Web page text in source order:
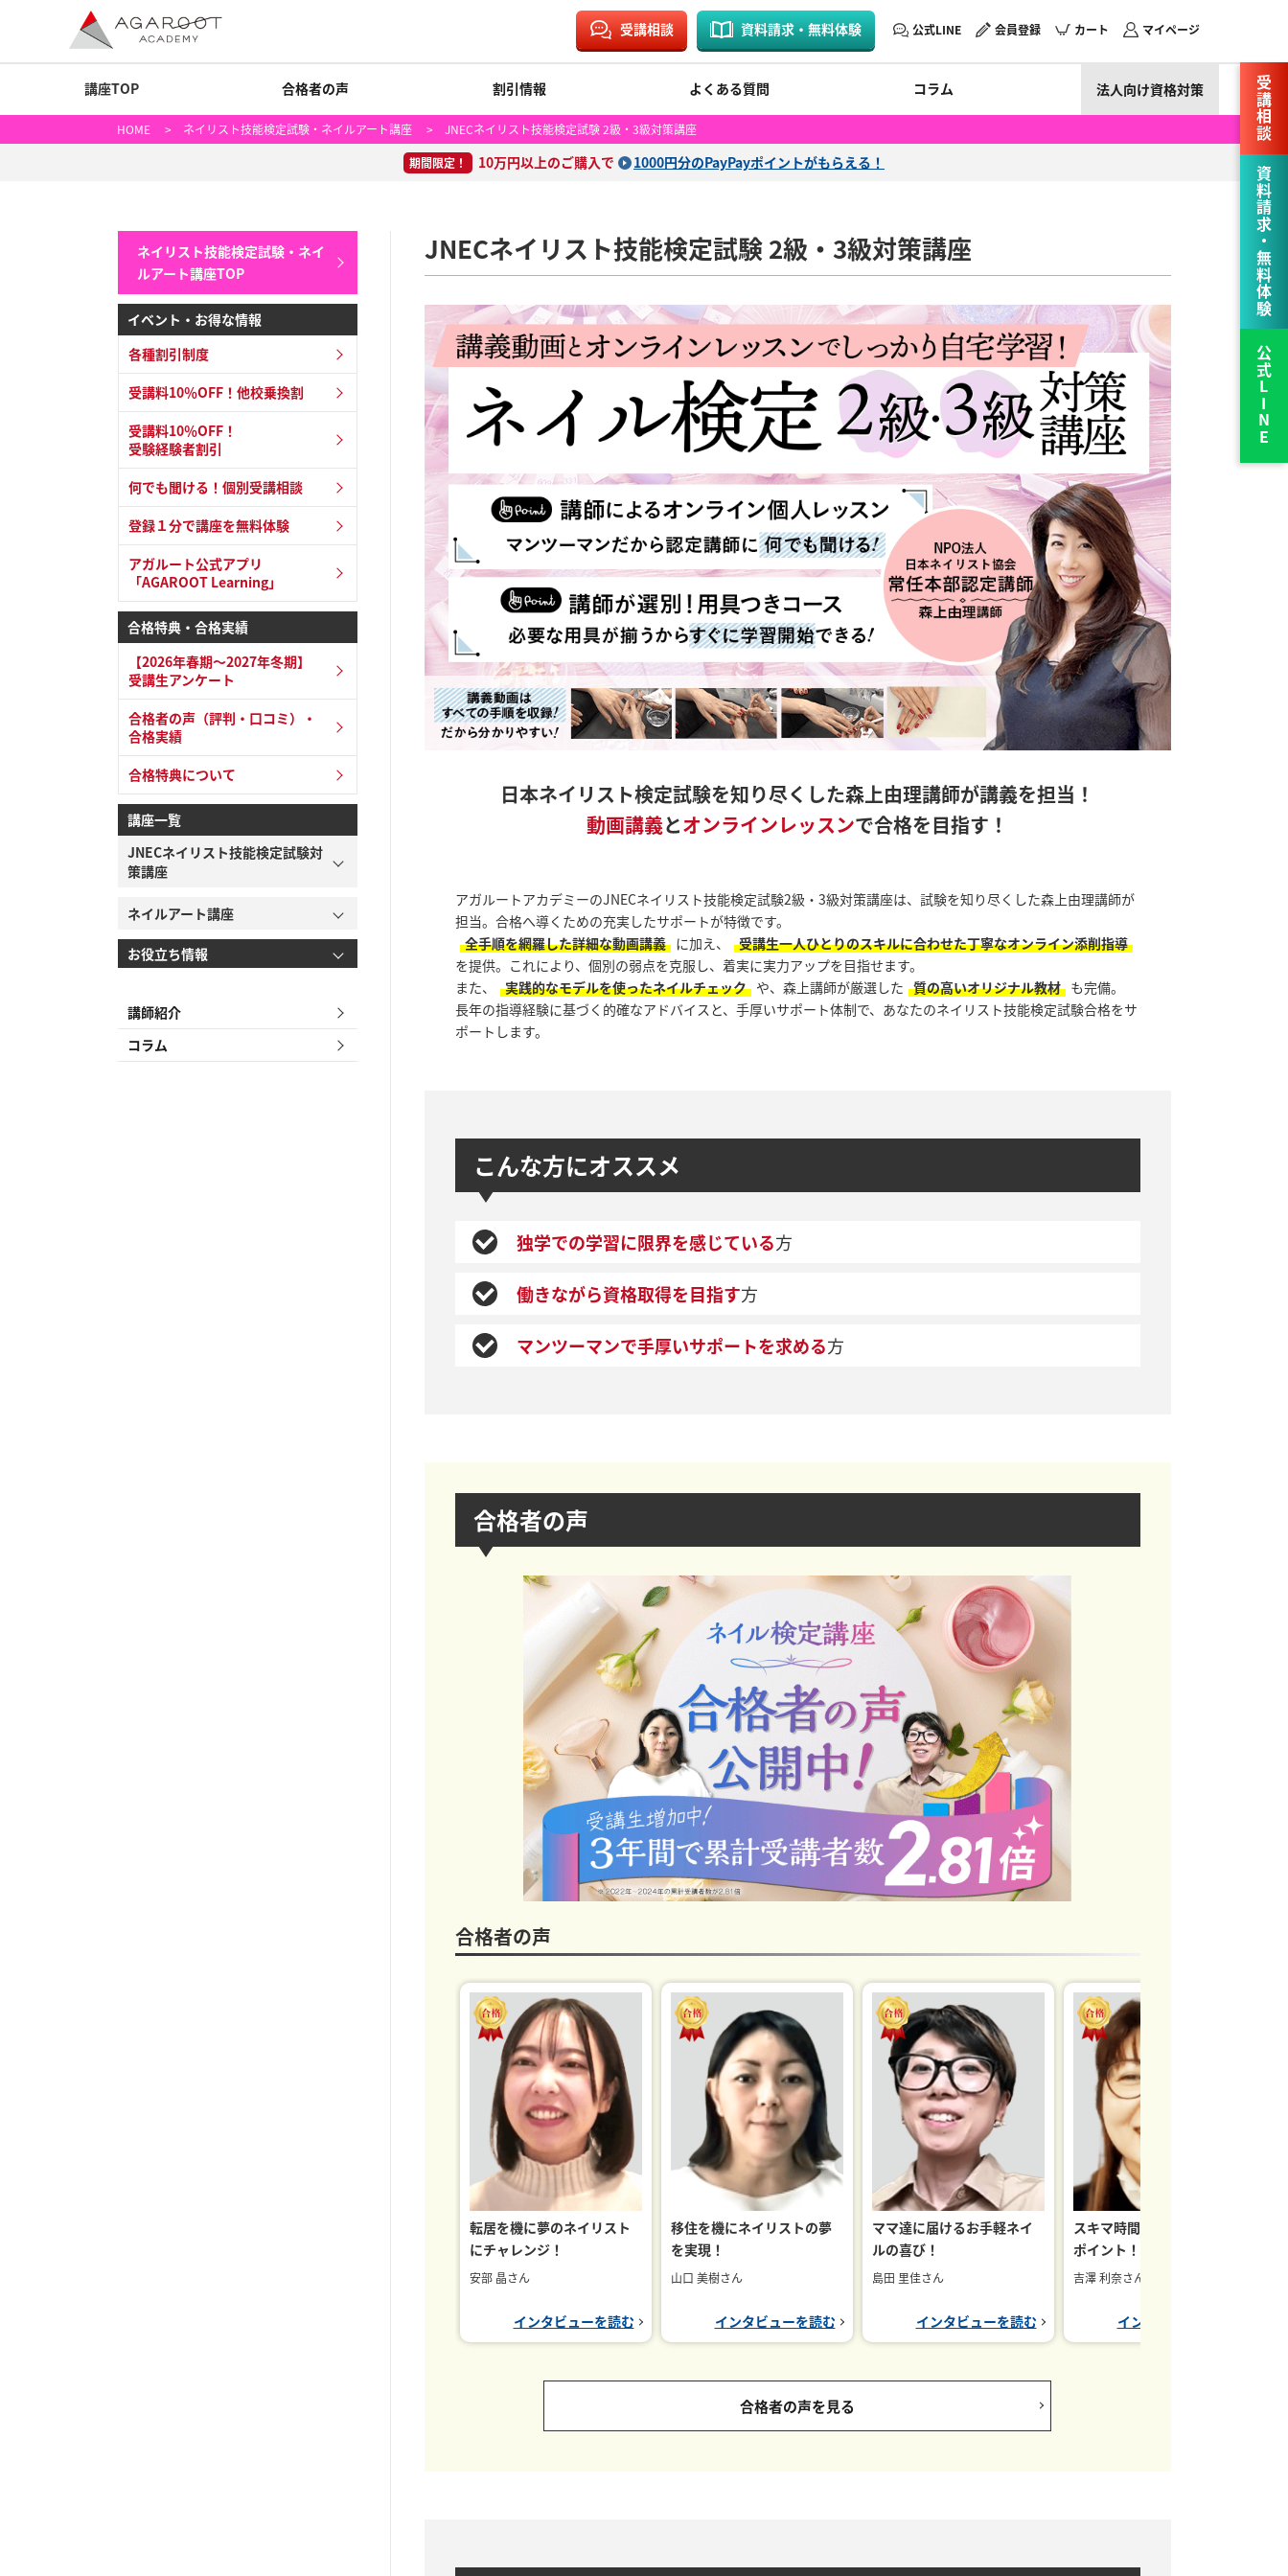
受講相談 資料請求・無料体験 公式LINE 会員登録 カート マイページ
講座TOP 合格者の声 割引情報 よくある質問 コラム 法人向け資格対策
HOME > ネイリスト技能検定試験・ネイルアート講座 > JNECネイリスト技能検定試験 2級・3級対策講座
期間限定！ 10万円以上のご購入で 1000円分のPayPayポイントがもらえる！
JNECネイリスト技能検定試験 2級・3級対策講座
日本ネイリスト検定試験を知り尽くした森上由理講師が講義を担当！
動画講義とオンラインレッスンで合格を目指す！
アガルートアカデミーのJNECネイリスト技能検定試験2級・3級対策講座は、試験を知り尽くした森上由理講師が
担当。合格へ導くための充実したサポートが特徴です。
全手順を網羅した詳細な動画講義 に加え、
受講生一人ひとりのスキルに合わせた丁寧なオンライン添削指導
を提供。これにより、個別の弱点を克服し、着実に実力アップを目指せます。
また、
実践的なモデルを使ったネイルチェック や、森上講師が厳選した 質の高いオリジナル教材 も完備。
長年の指導経験に基づく的確なアドバイスと、手厚いサポート体制で、あなたのネイリスト技能検定試験合格をサ
ポートします。
こんな方にオススメ
独学での学習に限界を感じている方
働きながら資格取得を目指す方
マンツーマンで手厚いサポートを求める方
合格者の声
合格者の声
転居を機に夢のネイリスト
にチャレンジ！
安部 晶さん
インタビューを読む
移住を機にネイリストの夢
を実現！
山口 美樹さん
インタビューを読む
ママ達に届けるお手軽ネイ
ルの喜び！
島田 里佳さん
インタビューを読む
スキマ時間での学習継続が
ポイント！
吉澤 利奈さん
インタビューを読む
合格者の声を見る
受講相談
資料請求・無料体験
公式LINE
ネイリスト技能検定試験・ネイ
ルアート講座TOP
イベント・お得な情報
各種割引制度
受講料10％OFF！他校乗換割
受講料10％OFF！
受験経験者割引
何でも聞ける！個別受講相談
登録１分で講座を無料体験
アガルート公式アプリ
「AGAROOT Learning」
合格特典・合格実績
【2026年春期～2027年冬期】
受講生アンケート
合格者の声（評判・口コミ）・
合格実績
合格特典について
講座一覧
JNECネイリスト技能検定試験対
策講座
ネイルアート講座
お役立ち情報
講師紹介
コラム